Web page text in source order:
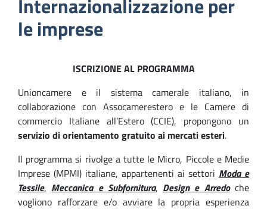
Internazionalizzazione per
le imprese
ISCRIZIONE AL PROGRAMMA
Unioncamere e il sistema camerale italiano, in
collaborazione con Assocamerestero e le Camere di
commercio Italiane all’Estero (CCIE), propongono un
servizio di orientamento gratuito ai mercati esteri.
Il programma si rivolge a tutte le Micro, Piccole e Medie
Imprese (MPMI) italiane, appartenenti ai settori Moda e
Tessile, Meccanica e Subfornitura, Design e Arredoche
vogliono rafforzare e/o avviare la propria esperienza